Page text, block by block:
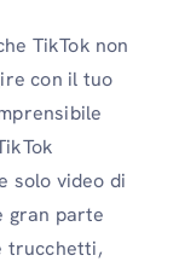
TikTok non
con il tuo
solo video di
gran parte
trucchetti,